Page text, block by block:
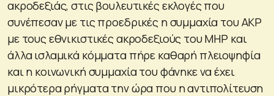
ακροδεξιάς, στις βουλευτικές εκλογές που
συνέπεσαν με τις προεδρικές η συμμαχία του AKP
με τους εθνικιστικές ακροδεξιούς του MHP και
άλλα ισλαμικά κόμματα πήρε καθαρή πλειοψηφία
και η κοινωνική συμμαχία του φάνηκε να έχει
μικρότερα ρήγματα την ώρα που η αντιπολίτευση